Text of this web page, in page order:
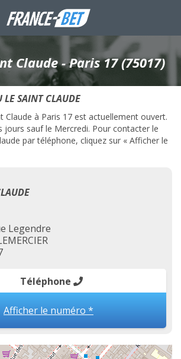
Claude - Paris 17 (75017)
LE SAINT CLAUDE
Claude à Paris 17 est actuellement ouvert.
jours sauf le Mercredi. Pour contacter le
par téléphone, cliquez sur « Afficher le
Legendre
Téléphone
Afficher le numéro *